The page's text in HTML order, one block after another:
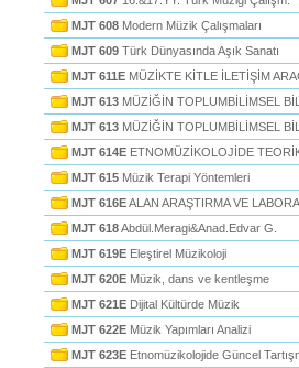
MJT 608 Modern Müzik Çalışmaları
MJT 609 Türk Dünyasında Aşık Sanatı
MJT 611E MÜZİKTE KİTLE İLETİŞİM
MJT 613 MÜZİĞİN TOPLUMBİLİMSEL
MJT 613 MÜZİĞİN TOPLUMBİLİMSEL
MJT 614E ETNOMÜZİKOLOJİDE
MJT 615 Müzik Terapi Yöntemleri
MJT 616EALAN ARAŞTIRMA VE
MJT 618Abdül.Meragi&Anad.Edvar G.
MJT 619E Eleştirel Müzikoloji
MJT 620E Müzik, dans ve kentleşme
MJT 621E Dijital Kültürde Müzik
MJT 622E Müzik Yapımları Analizi
MJT 623E Etnomüzikolojide Güncel